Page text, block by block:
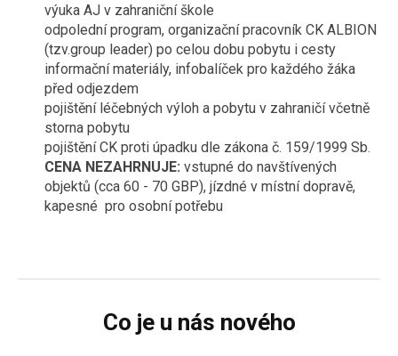
výuka AJ v zahraniční škole
odpolední program, organizační pracovník CK ALBION
(tzv.group leader) po celou dobu pobytu i cesty
informační materiály, infobalíček pro každého žáka
před odjezdem
pojištění léčebných výloh a pobytu v zahraničí včetně
storna pobytu
pojištění CK proti úpadku dle zákona č. 159/1999 Sb.
CENA NEZAHRNUJE: vstupné do navštívených
objektů (cca 60 - 70 GBP), jízdné v místní dopravě,
kapesné pro osobní potřebu
Co je u nás nového